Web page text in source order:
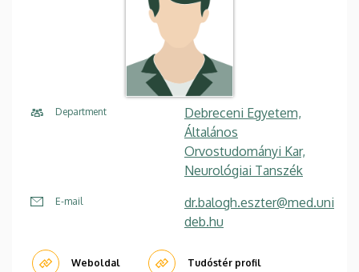
Department
Debreceni Egyetem,
Általános
Orvostudományi Kar,
Neurológiai Tanszék
E-mail
dr.balogh.eszter@med.uni
deb.hu
Weboldal Tudóstér profil